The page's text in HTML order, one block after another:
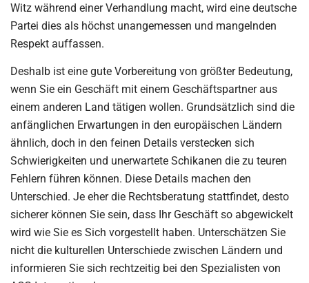
Witz während einer Verhandlung macht, wird eine deutsche
Partei dies als höchst unangemessen und mangelnden
Respekt auffassen.
Deshalb ist eine gute Vorbereitung von größter Bedeutung,
wenn Sie ein Geschäft mit einem Geschäftspartner aus
einem anderen Land tätigen wollen. Grundsätzlich sind die
anfänglichen Erwartungen in den europäischen Ländern
ähnlich, doch in den feinen Details verstecken sich
Schwierigkeiten und unerwartete Schikanen die zu teuren
Fehlern führen können. Diese Details machen den
Unterschied. Je eher die Rechtsberatung stattfindet, desto
sicherer können Sie sein, dass Ihr Geschäft so abgewickelt
wird wie Sie es Sich vorgestellt haben. Unterschätzen Sie
nicht die kulturellen Unterschiede zwischen Ländern und
informieren Sie sich rechtzeitig bei den Spezialisten von